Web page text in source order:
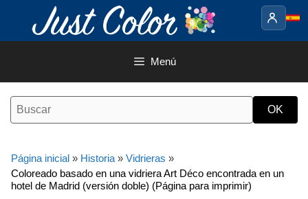
contenido
Menú
Página inicial » Historia » Vidrieras »
Coloreado basado en una vidriera Art Déco encontrada en un
hotel de Madrid (versión doble) (Página para imprimir)